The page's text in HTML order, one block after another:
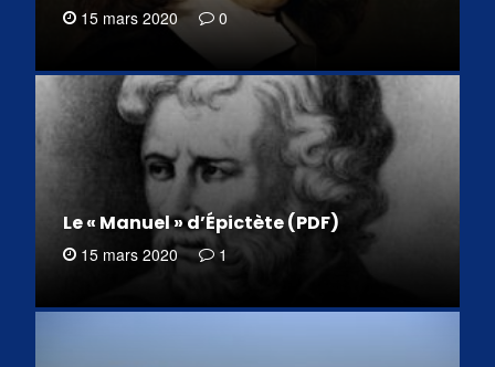
15 mars 2020 0
Le « Manuel » d’Épictète (PDF)
15 mars 2020 1